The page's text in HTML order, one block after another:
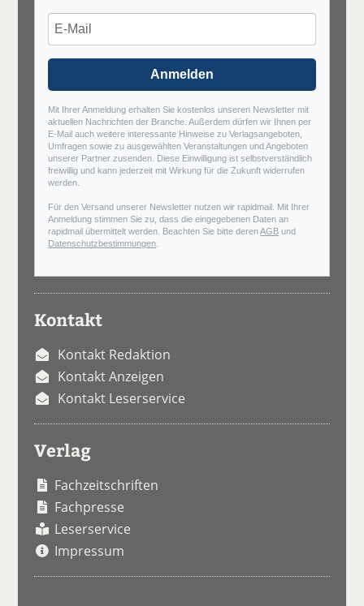
Anmelden
Mit Ihrer Anmeldung erhalten Sie kostenlos unseren Newsletter mit
aktuellen Nachrichten der Branche. Außerdem dürfen wir Ihnen per
E-Mail auch weitere interessante Hinweise zu Verlagsangeboten,
Umfragen sowie zu ausgewählten Veranstaltungen und Angeboten
unserer Partner zusenden. Diese Einwilligung ist selbstverständlich
freiwillig und kann jederzeit mit Wirkung für die Zukunft widerrufen
werden.
Für den Versand unserer Newsletter nutzen wir rapidmail. Mit Ihrer
Anmeldung stimmen Sie zu, dass die eingegebenen Daten an
rapidmail übermittelt werden. Beachten Sie bitte derenAGB und
Datenschutzbestimmungen
Kontakt
Kontakt Redaktion
Kontakt Anzeigen
Kontakt Leserservice
Verlag
Fachzeitschriften
Fachpresse
Leserservice
Impressum